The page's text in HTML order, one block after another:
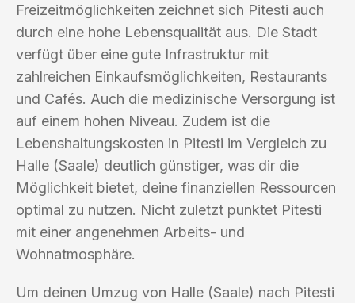
Freizeitmöglichkeiten zeichnet sich Pitesti auch
durch eine hohe Lebensqualität aus. Die Stadt
verfügt über eine gute Infrastruktur mit
zahlreichen Einkaufsmöglichkeiten, Restaurants
und Cafés. Auch die medizinische Versorgung ist
auf einem hohen Niveau. Zudem ist die
Lebenshaltungskosten in Pitesti im Vergleich zu
Halle (Saale) deutlich günstiger, was dir die
Möglichkeit bietet, deine finanziellen Ressourcen
optimal zu nutzen. Nicht zuletzt punktet Pitesti
mit einer angenehmen Arbeits- und
Wohnatmosphäre.
Um deinen Umzug von Halle (Saale) nach Pitesti